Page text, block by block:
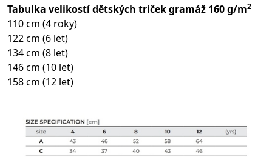
Tabulka velikostí dětských triček gramáž 160 g/m2
110 cm (4 roky)
122 cm (6 let)
134 cm (8 let)
146 cm (10 let)
158 cm (12 let)